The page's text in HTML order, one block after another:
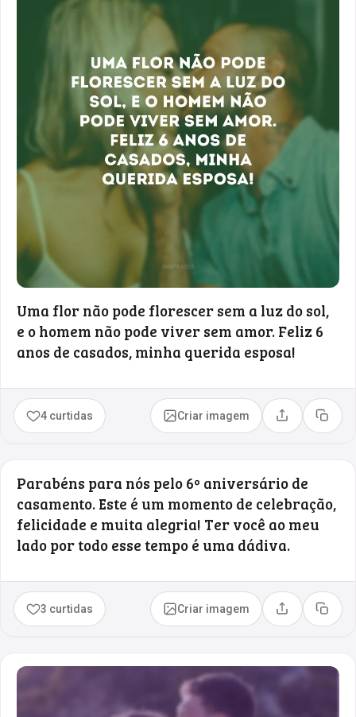
Uma flor não pode florescer sem a luz do sol,
e o homem não pode viver sem amor. Feliz 6
anos de casados, minha querida esposa!
4 curtidas Criar imagem Compartilhar
Copiar
Parabéns para nós pelo 6º aniversário de
casamento. Este é um momento de celebração,
felicidade e muita alegria! Ter você ao meu
lado por todo esse tempo é uma dádiva.
3 curtidas Criar imagem Compartilhar
Copiar